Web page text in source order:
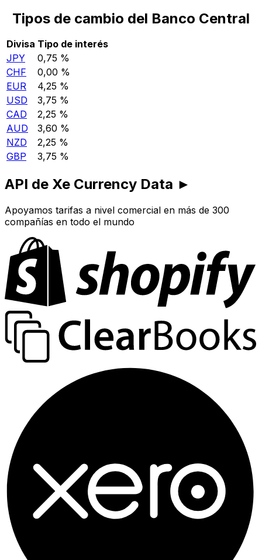
Tipos de cambio del Banco Central
Divisa Tipo de interés
JPY
0,75 %
CHF
0,00 %
EUR
4,25 %
USD
3,75 %
CAD
2,25 %
AUD
3,60 %
NZD
2,25 %
GBP
3,75 %
API de Xe Currency Data ►
Apoyamos tarifas a nivel comercial en más de 300
compañías en todo el mundo